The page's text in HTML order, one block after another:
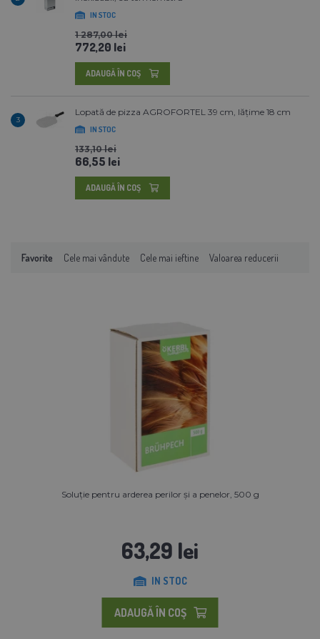
IN STOC
1 287,00 lei
772,20 lei
ADAUGĂ ÎN COŞ
3
Lopată de pizza AGROFORTEL 39 cm, lățime 18 cm
IN STOC
133,10 lei
66,55 lei
ADAUGĂ ÎN COŞ
Favorite Cele mai vândute Cele mai ieftine Valoarea reducerii
Soluție pentru arderea perilor și a penelor, 500 g
63,29 lei
IN STOC
ADAUGĂ ÎN COŞ